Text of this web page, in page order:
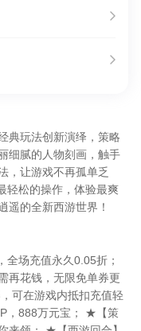
典玩法创新演绎，策略
细腻的人物刻画，触手
，让游戏不再孤单乏
轻松的操作，体验最爽
遥的全新西游世界！
场充值永久0.05折；
再花钱，无限免单券更
可在游戏内抵扣充值轻
，888万元宝； ★【策